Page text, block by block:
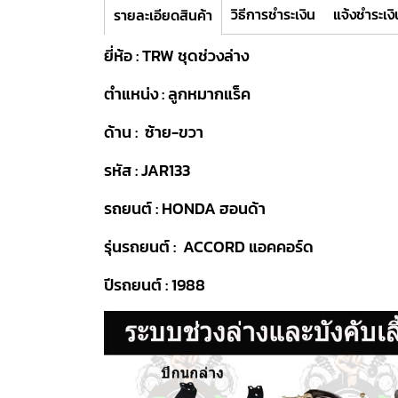
รายละเอียดสินค้า วิธีการชำระเงิน แจ้งชำระเ
ยี่ห้อ : TRW ชุดช่วงล่าง
ตำแหน่ง : ลูกหมากแร็ค
ด้าน : ซ้าย-ขวา
รหัส : JAR133
รถยนต์ : HONDA ฮอนด้า
รุ่นรถยนต์ : ACCORD แอคคอร์ด
ปีรถยนต์ : 1988